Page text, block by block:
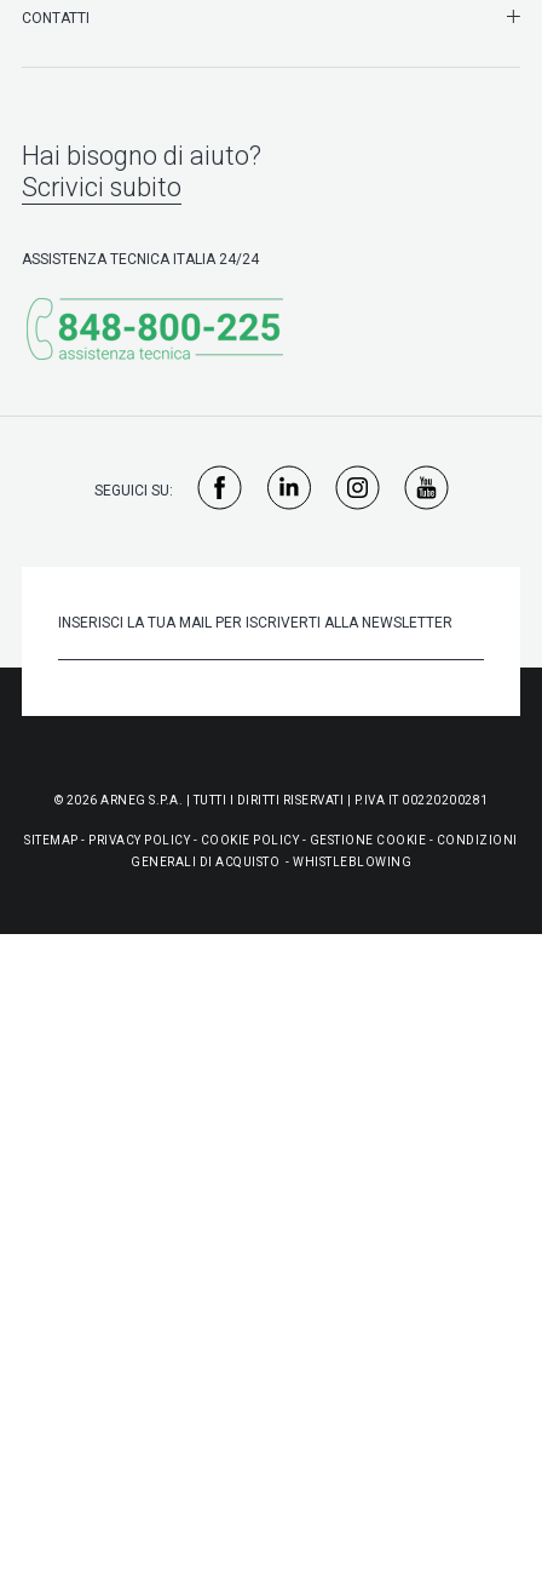
CONTATTI
Hai bisogno di aiuto?
Scrivici subito
ASSISTENZA TECNICA ITALIA 24/24
SEGUICI SU:
© 2026 ARNEG S.P.A. | TUTTI I DIRITTI RISERVATI | P.IVA IT 00220200281
SITEMAP - PRIVACY POLICY- COOKIE POLICY- GESTIONE COOKIE - CONDIZIONI
GENERALI DI ACQUISTO - WHISTLEBLOWING